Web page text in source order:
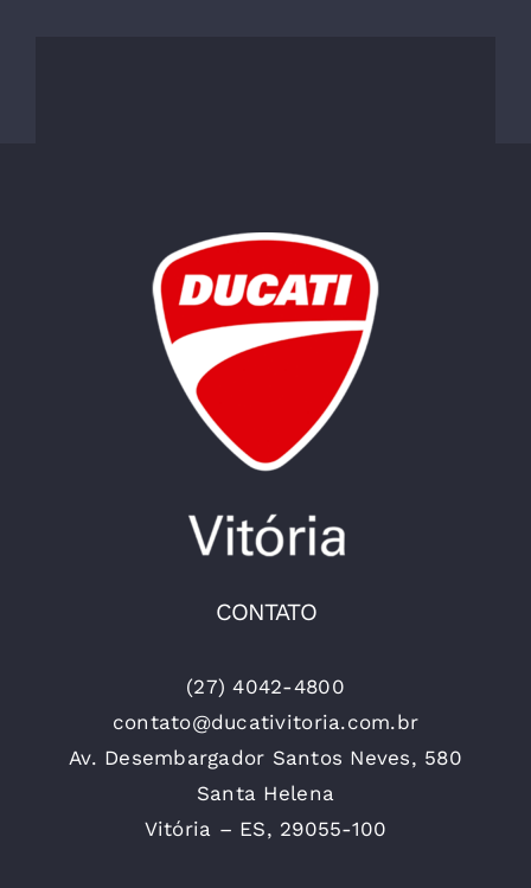
CONTATO
(27) 4042-4800
contato@ducativitoria.com.br
Av. Desembargador Santos Neves, 580
Santa Helena
Vitória – ES, 29055-100